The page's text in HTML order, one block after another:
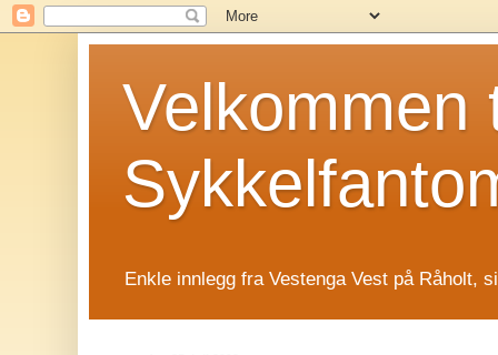
Velkommen
Enkle innlegg fra Vestenga Vest på Råholt,